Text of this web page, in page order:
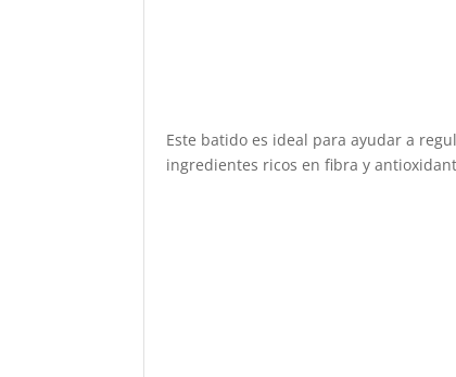
Este batido es ideal para ayudar a
ingredientes ricos en fibra y